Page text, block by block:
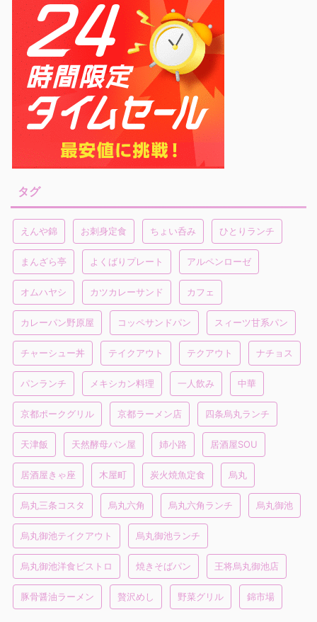
タグ
えんや錦 お刺身定食 ちょい呑み ひとりランチ
まんざら亭 よくばりプレート アルペンローゼ
オムハヤシ カツカレーサンド カフェ
カレーパン野原屋 コッペサンドパン スィーツ甘系パン
チャーシュー丼 テイクアウト テクアウト ナチョス
パンランチ メキシカン料理 一人飲み 中華
京都ポークグリル 京都ラーメン店 四条烏丸ランチ
天津飯 天然酵母パン屋 姉小路 居酒屋SOU
居酒屋きゃ座 木屋町 炭火焼魚定食 烏丸
烏丸三条コスタ 烏丸六角 烏丸六角ランチ 烏丸御池
烏丸御池テイクアウト 烏丸御池ランチ
烏丸御池洋食ビストロ 焼きそばパン 王将烏丸御池店
豚骨醤油ラーメン 贅沢めし 野菜グリル 錦市場